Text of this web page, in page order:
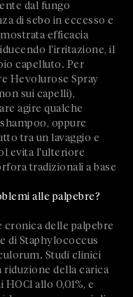
dal fungo
di sebo in eccesso e
efficacia
l'irritazione, il
capelluto. Per
Hevolurose Spray
sui capelli),
agire qualche
oppure
tra un lavaggio e
evita l'ulteriore
tradizionali a base
alle palpebre?
cronica delle palpebre
di Staphylococcus
Studi clinici
riduzione della carica
allo 0,01%, e